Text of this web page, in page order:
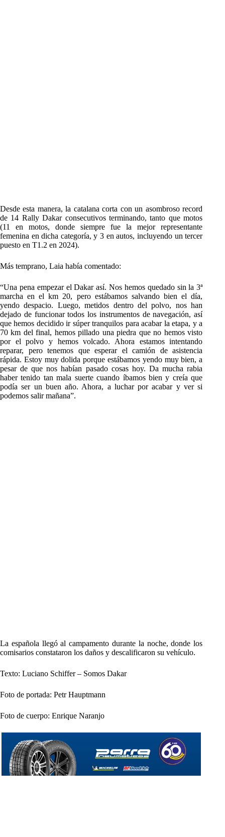
Desde esta manera, la catalana corta con un asombroso record
de 14 Rally Dakar consecutivos terminando, tanto que motos
(11 en motos, donde siempre fue la mejor representante
femenina en dicha categoría, y 3 en autos, incluyendo un tercer
puesto en T1.2 en 2024).
Más temprano, Laia había comentado:
“Una pena empezar el Dakar así. Nos hemos quedado sin la 3ª
marcha en el km 20, pero estábamos salvando bien el día,
yendo despacio. Luego, metidos dentro del polvo, nos han
dejado de funcionar todos los instrumentos de navegación, así
que hemos decidido ir súper tranquilos para acabar la etapa, y a
70 km del final, hemos pillado una piedra que no hemos visto
por el polvo y hemos volcado. Ahora estamos intentando
reparar, pero tenemos que esperar el camión de asistencia
rápida. Estoy muy dolida porque estábamos yendo muy bien, a
pesar de que nos habían pasado cosas hoy. Da mucha rabia
haber tenido tan mala suerte cuando íbamos bien y creía que
podía ser un buen año. Ahora, a luchar por acabar y ver si
podemos salir mañana”.
La española llegó al campamento durante la noche, donde los
comisarios constataron los daños y descalificaron su vehículo.
Texto: Luciano Schiffer – Somos Dakar
Foto de portada: Petr Hauptmann
Foto de cuerpo: Enrique Naranjo